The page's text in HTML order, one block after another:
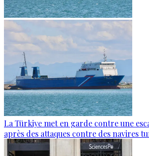
La Türkiye met en garde contre une
après des attaques contre des navires